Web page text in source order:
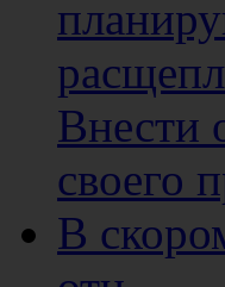
Внести
своего
В